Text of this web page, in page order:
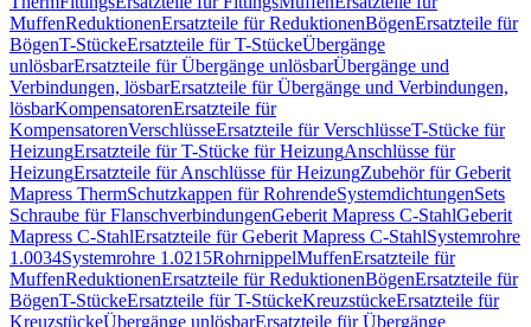
MuffenReduktionenErsatzteile für ReduktionenBögenErsatzteile für
BögenT-StückeErsatzteile für T-StückeÜbergänge
unlösbarErsatzteile für Übergänge unlösbarÜbergänge und
Verbindungen, lösbarErsatzteile für Übergänge und Verbindungen,
lösbarKompensatorenErsatzteile für
KompensatorenVerschlüsseErsatzteile für VerschlüsseT-Stücke für
HeizungErsatzteile für T-Stücke für HeizungAnschlüsse für
HeizungErsatzteile für Anschlüsse für HeizungZubehör für Geberit
Mapress ThermSchutzkappen für RohrendeSystemdichtungenSets
Schraube für FlanschverbindungenGeberit Mapress C-StahlGeberit
Mapress C-StahlErsatzteile für Geberit Mapress C-StahlSystemrohre
1.0034Systemrohre 1.0215RohrnippelMuffenErsatzteile für
MuffenReduktionenErsatzteile für ReduktionenBögenErsatzteile für
BögenT-StückeErsatzteile für T-StückeKreuzstückeErsatzteile für
KreuzstückeÜbergänge unlösbarErsatzteile für Übergänge